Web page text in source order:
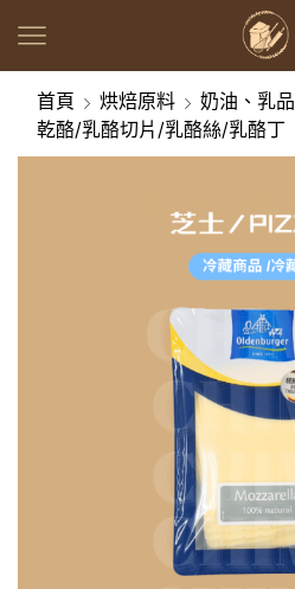
首頁 烘焙原料
奶油、乳品
乾酪/乳酪切片/乳酪絲/乳酪丁